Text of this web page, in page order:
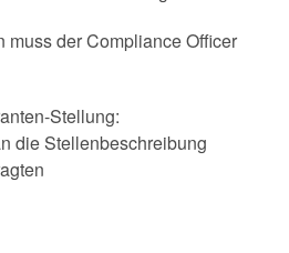
muss der Compliance Officer
Stellung:
die Stellenbeschreibung